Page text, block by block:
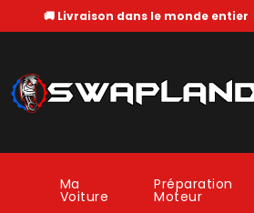
🚚 Livraison dans le monde entier
Ma
Voiture
Préparation
Moteur